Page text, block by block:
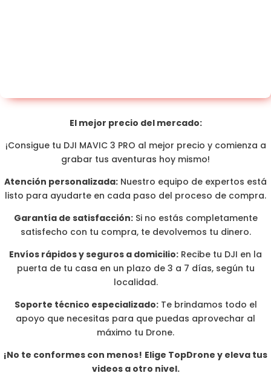
El mejor precio del mercado:
¡Consigue tu DJI MAVIC 3 PRO al mejor precio y comienza a
grabar tus aventuras hoy mismo!
Atención personalizada: Nuestro equipo de expertos está
listo para ayudarte en cada paso del proceso de compra.
Garantía de satisfacción:Si no estás completamente
satisfecho con tu compra, te devolvemos tu dinero.
Envíos rápidos y seguros a domicilio: Recibe tu DJI en la
puerta de tu casa en un plazo de 3 a 7 días, según tu
localidad.
Soporte técnico especializado:Te brindamos todo el
apoyo que necesitas para que puedas aprovechar al
máximo tu Drone.
¡No te conformes con menos! Elige TopDrone y eleva tus
videos a otro nivel.